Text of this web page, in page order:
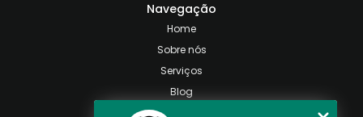
Navegação
Home
Sobre nós
Serviços
Blog